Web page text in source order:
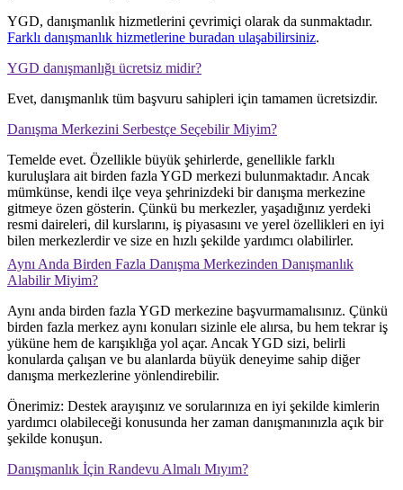
YGD, danışmanlık hizmetlerini çevrimiçi olarak da sunmaktadır.
Farklı danışmanlık hizmetlerine buradan ulaşabilirsiniz.
YGD danışmanlığı ücretsiz midir?
Evet, danışmanlık tüm başvuru sahipleri için tamamen ücretsizdir.
Danışma Merkezini Serbestçe Seçebilir Miyim?
Temelde evet. Özellikle büyük şehirlerde, genellikle farklı
kuruluşlara ait birden fazla YGD merkezi bulunmaktadır. Ancak
mümkünse, kendi ilçe veya şehrinizdeki bir danışma merkezine
gitmeye özen gösterin. Çünkü bu merkezler, yaşadığınız yerdeki
resmi daireleri, dil kurslarını, iş piyasasını ve yerel özellikleri en iyi
bilen merkezlerdir ve size en hızlı şekilde yardımcı olabilirler.
Aynı Anda Birden Fazla Danışma Merkezinden Danışmanlık
Alabilir Miyim?
Aynı anda birden fazla YGD merkezine başvurmamalısınız. Çünkü
birden fazla merkez aynı konuları sizinle ele alırsa, bu hem tekrar iş
yüküne hem de karışıklığa yol açar. Ancak YGD sizi, belirli
konularda çalışan ve bu alanlarda büyük deneyime sahip diğer
danışma merkezlerine yönlendirebilir.
Önerimiz: Destek arayışınız ve sorularınıza en iyi şekilde kimlerin
yardımcı olabileceği konusunda her zaman danışmanınızla açık bir
şekilde konuşun.
Danışmanlık İçin Randevu Almalı Mıyım?